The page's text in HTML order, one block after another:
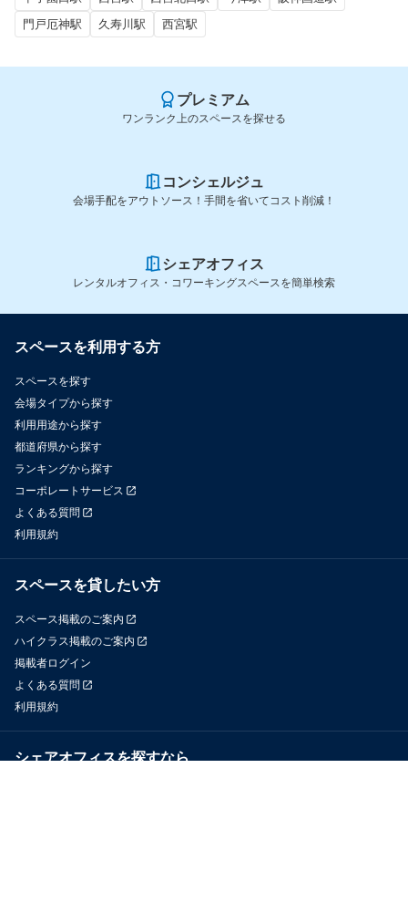
門戸厄神駅
久寿川駅 西宮駅
プレミアム
ワンランク上のスペースを探せる
コンシェルジュ
会場手配をアウトソース！手間を省いてコスト削減！
シェアオフィス
レンタルオフィス・コワーキングスペースを簡単検索
スペースを利用する方
スペースを探す
会場タイプから探す
利用用途から探す
都道府県から探す
ランキングから探す
コーポレートサービス
よくある質問
利用規約
スペースを貸したい方
スペース掲載のご案内
ハイクラス掲載のご案内
掲載者ログイン
よくある質問
利用規約
シェアオフィスを探すなら